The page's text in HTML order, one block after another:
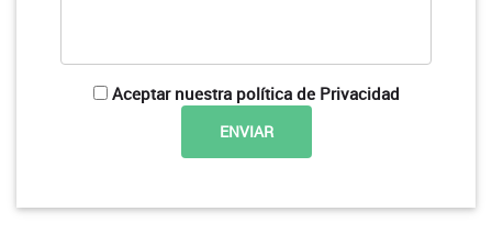
Aceptar nuestra política de Privacidad